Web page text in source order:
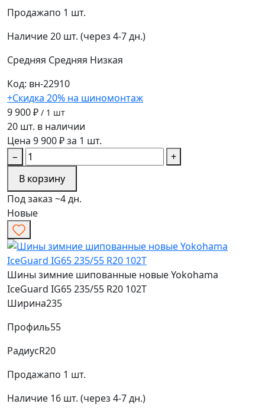
Продажапо 1 шт.
Наличие20 шт. (через 4-7 дн.)
Средняя Средняя Низкая
Код: вн-22910
+Скидка 20% на шиномонтаж
9 900 ₽ / 1 шт
20 шт. в наличии
Цена 9 900 ₽ за 1 шт.
−
+
В корзину
Под заказ ~4 дн.
Новые
Шины зимние шипованные новые Yokohama
IceGuard IG65 235/55 R20 102T
Ширина235
Профиль55
РадиусR20
Продажапо 1 шт.
Наличие 16 шт. (через 4-7 дн.)